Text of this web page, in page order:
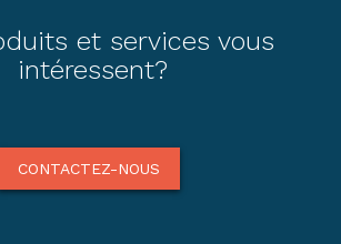
et services vous
intéressent?
CONTACTEZ-NOUS